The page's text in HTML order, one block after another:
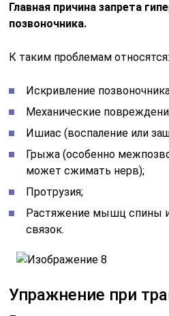
Главная причина запрета
позвоночника.
К таким проблемам относятся:
Искривление
Механические
Ишиас (воспаление или
Грыжа (особенно
может сжимать нерв);
Протрузия;
Растяжение мышц спины
связок.
Упражнение при